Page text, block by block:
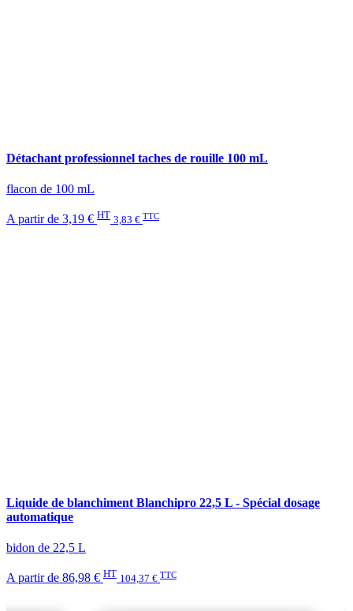
Détachant professionnel taches de rouille 100 mL
flacon de 100 mL
A partir de 3,19 € HT 3,83 € TTC
Liquide de blanchiment Blanchipro 22,5 L - Spécial dosage
automatique
bidon de 22,5 L
A partir de 86,98 € HT 104,37 € TTC